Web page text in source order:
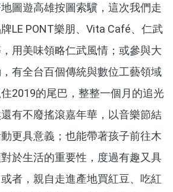
遊高雄按圖索驥，這次我們走
LE PONT樂朋、Vita Café、仁武
用美味領略仁武風情；或參與大
有全台百個傳統與數位工藝領域
2019的尾巴，整整一個月的追光
有不廢搖滾嘉年華，以音樂節結
更具意義；也能帶著孩子前往木
於生活的重要性，度過有趣又具
者，親自走進產地買紅豆、吃紅